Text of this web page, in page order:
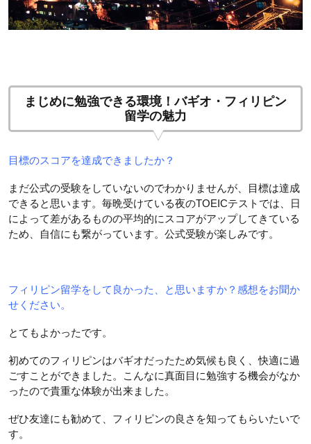
まじめに勉強できる環境！バギオ・フィリピン
留学の魅力
目標のスコアを達成できましたか？
まだ公式の受験をしていないのでわかりませんが、目標は達成
できると思います。毎晩受けている夜のTOEICテストでは、日
によって差があるものの平均的にスコアがアップしてきている
ため、自信にも繋がっています。公式受験が楽しみです。
フィリピン留学をして良かった、と思いますか？感想をお聞か
せください。
とてもよかったです。
初めてのフィリピンはバギオだったため気候も良く、快適に過
ごすことができました。こんなに真面目に勉強する機会がなか
ったので貴重な体験が出来ました。
ぜひ友達にも勧めて、フィリピンの良さを知ってもらいたいで
す。